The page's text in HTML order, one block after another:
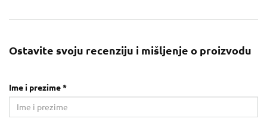
Ostavite svoju recenziju i mišljenje o proizvodu
Ime i prezime *